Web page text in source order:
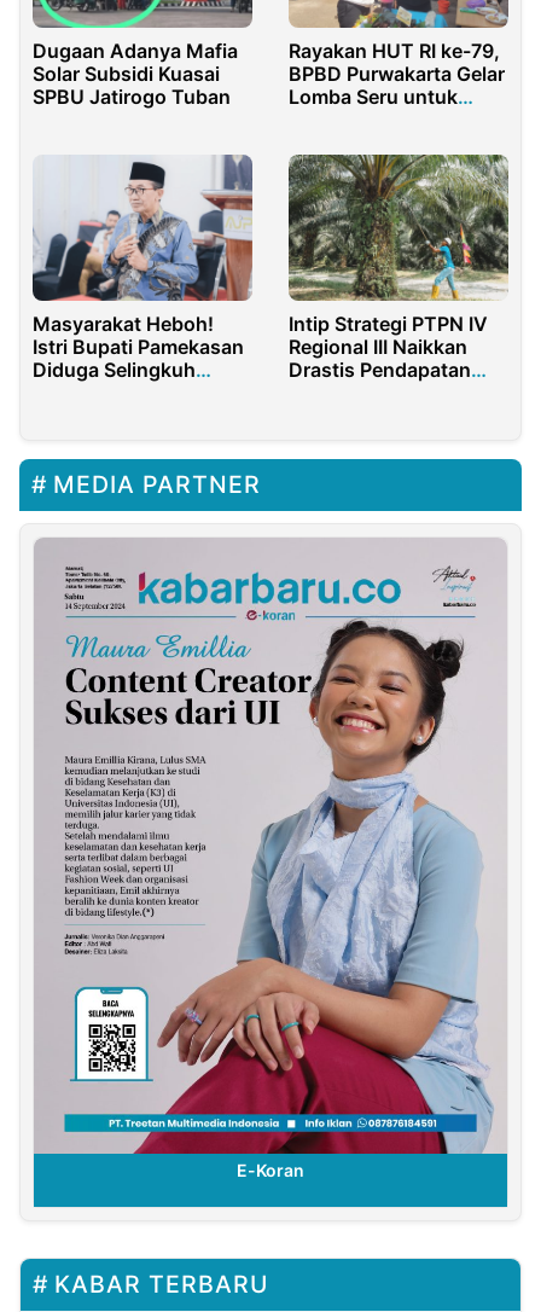
Dugaan Adanya Mafia
Solar Subsidi Kuasai
SPBU Jatirogo Tuban
Rayakan HUT RI ke-79,
BPBD Purwakarta Gelar
Lomba Seru untuk
Masyarakat Heboh!
Istri Bupati Pamekasan
Diduga Selingkuh
Intip Strategi PTPN IV
Regional III Naikkan
Drastis Pendapatan
MEDIA PARTNER
E-Koran
KABAR TERBARU